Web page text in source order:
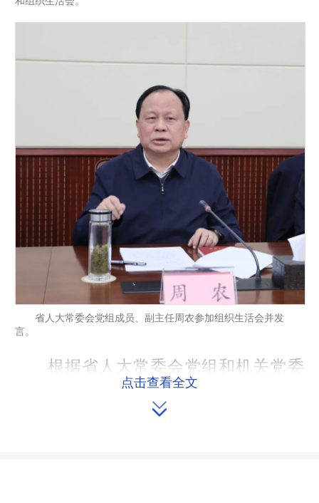
省人大常委会党组成员、副主任周农参加组织生活会并发
言。
根据省人大常委会党组和机关党委
统一安排，2月12日，省人大监察司法
委分党组、党支部召开2024年度民主生
点击查看全文
